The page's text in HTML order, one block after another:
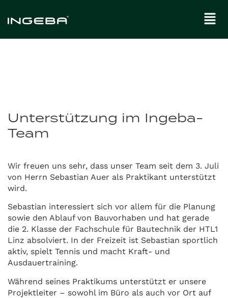
Unterstützung im Ingeba-
Team
Wir freuen uns sehr, dass unser Team seit dem 3. Juli
von Herrn Sebastian Auer als Praktikant unterstützt
wird.
Sebastian interessiert sich vor allem für die Planung
sowie den Ablauf von Bauvorhaben und hat gerade
die 2. Klasse der Fachschule für Bautechnik der HTL1
Linz absolviert. In der Freizeit ist Sebastian sportlich
aktiv, spielt Tennis und macht Kraft- und
Ausdauertraining.
Während seines Praktikums unterstützt er unsere
Projektleiter – sowohl im Büro als auch vor Ort auf